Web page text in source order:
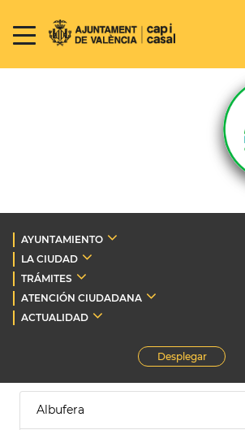
AYUNTAMIENTO
LA CIUDAD
TRÁMITES
ATENCIÓN CIUDADANA
ACTUALIDAD
Desplegar
Albufera